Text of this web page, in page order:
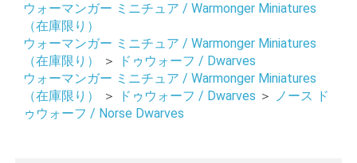
ウォーマンガー ミニチュア / Warmonger Miniatures
（在庫限り）
ウォーマンガー ミニチュア / Warmonger Miniatures
（在庫限り）
＞
ドゥウォーフ / Dwarves
ウォーマンガー ミニチュア / Warmonger Miniatures
（在庫限り）
＞ ドゥウォーフ / Dwarves ＞ ノース ド
ゥウォーフ / Norse Dwarves